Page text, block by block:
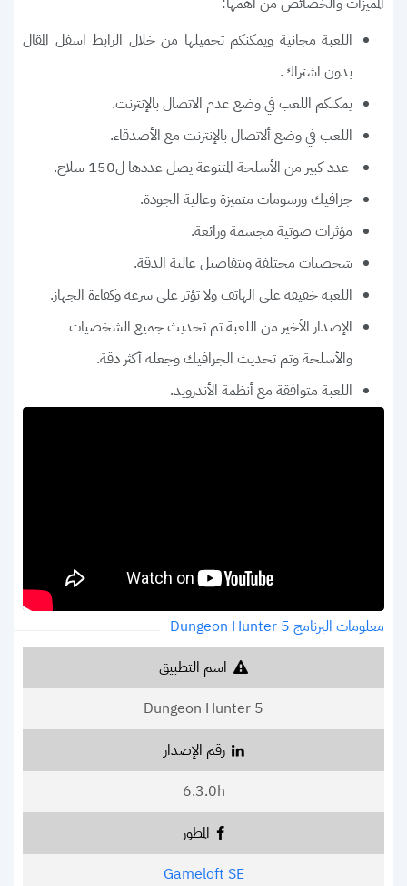
اللعبة مجانية ويمكنكم تحميلها من خلال الرابط اسفل المقال
بدون اشتراك.
يمكنكم اللعب في وضع عدم الاتصال بالإنترنت.
اللعب في وضع ألاتصال بالإنترنت مع الأصدقاء.
عدد كبير من الأسلحة المتنوعة يصل عددها ل150 سلاح.
جرافيك ورسومات متميزة وعالية الجودة.
مؤثرات صوتية مجسمة ورائعة.
شخصيات مختلفة وبتفاصيل عالية الدقة.
اللعبة خفيفة على الهاتف ولا تؤثر على سرعة وكفاءة الجهاز.
الإصدار الأخير من اللعبة تم تحديث جميع الشخصيات
والأسلحة وتم تحديث الجرافيك وجعله أكثر دقة.
اللعبة متوافقة مع أنظمة الأندرويد.
معلومات البرنامج Dungeon Hunter 5
اسم التطبيق
Dungeon Hunter 5
رقم الإصدار
6.3.0h
المطور
Gameloft SE